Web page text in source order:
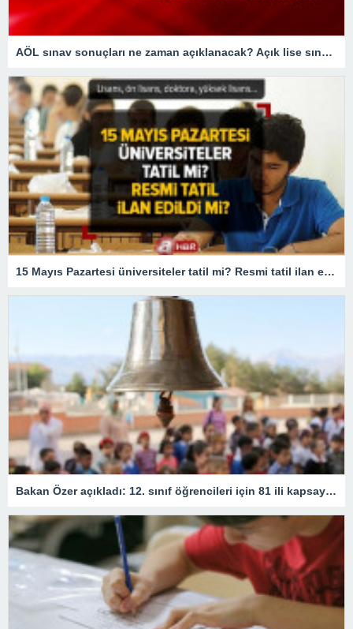
AÖL sınav sonuçları ne zaman açıklanacak? Açık lise sınav sonuçları bugün açıklanır mı?
15 Mayıs Pazartesi üniversiteler tatil mi? Resmi tatil ilan edildi mi? Lisans, ön lisans, doktora, yüksek lisans…
Bakan Özer açıkladı: 12. sınıf öğrencileri için 81 ili kapsayan devamsızlık kararı